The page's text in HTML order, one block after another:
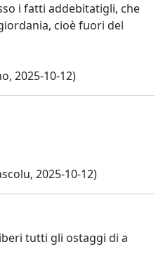
i fatti addebitatigli, che
cioè fuori del
2025-10-12)
2025-10-12)
tutti gli ostaggi di a